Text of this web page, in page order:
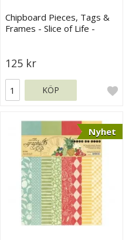
Chipboard Pieces, Tags &
Frames - Slice of Life -
125 kr
KÖP
Nyhet